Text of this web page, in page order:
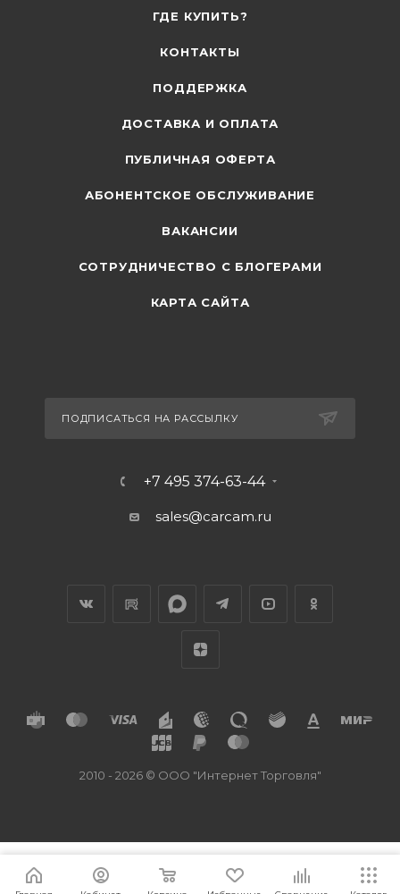
ГДЕ КУПИТЬ?
КОНТАКТЫ
ПОДДЕРЖКА
ДОСТАВКА И ОПЛАТА
ПУБЛИЧНАЯ ОФЕРТА
АБОНЕНТСКОЕ ОБСЛУЖИВАНИЕ
ВАКАНСИИ
СОТРУДНИЧЕСТВО С БЛОГЕРАМИ
КАРТА САЙТА
ПОДПИСАТЬСЯ НА РАССЫЛКУ
+7 495 374-63-44
sales@carcam.ru
2010 - 2026 © ООО "Интернет Торговля"